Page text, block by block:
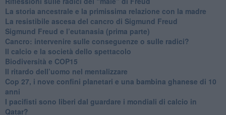
​La storia ancestrale e la primissima relazione con la madre
​La resistibile ascesa del cancro di Sigmund Freud
Sigmund Freud e l’eutanasia (prima parte)
Cancro: intervenire sulle conseguenze o sulle radici?
​Il calcio e la società dello spettacolo
Biodiversità e COP15
​Il ritardo dell’uomo nel mentalizzare
​Cop 27, i nove confini planetari e una bambina ghanese di 10
anni
​I pacifisti sono liberi dal guardare i mondiali di calcio in
Qatar?